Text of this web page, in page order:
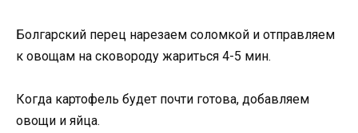
Болгарский перец нарезаем соломкой и отправляем
к овощам на сковороду жариться 4-5 мин.
Когда картофель будет почти готова, добавляем
овощи и яйца.